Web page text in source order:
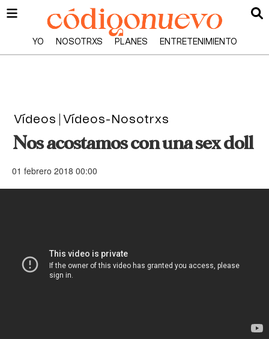
YO NOSOTRXS PLANES ENTRETENIMIENTO
Vídeos Vídeos-Nosotrxs
Nos acostamos con una sex doll
01 febrero 2018 00:00